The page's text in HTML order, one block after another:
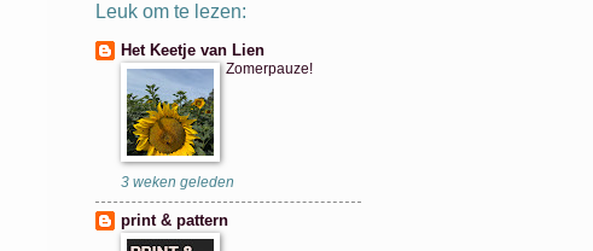
Leuk om te lezen:
Het Keetje van Lien
Zomerpauze!
3 weken geleden
print & pattern